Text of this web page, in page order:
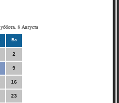
8 Августа
Вс
2
9
16
23